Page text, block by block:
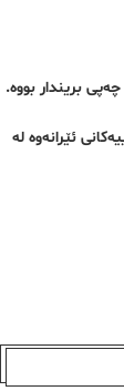
ئێرانەوە لە